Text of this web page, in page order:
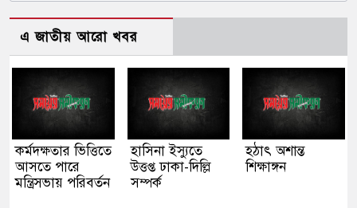
এ জাতীয় আরো খবর
কর্মদক্ষতার ভিত্তিতে
আসতে পারে
মন্ত্রিসভায় পরিবর্তন
হাসিনা ইস্যুতে
উত্তপ্ত ঢাকা-দিল্লি
সম্পর্ক
হঠাৎ অশান্ত
শিক্ষাঙ্গন